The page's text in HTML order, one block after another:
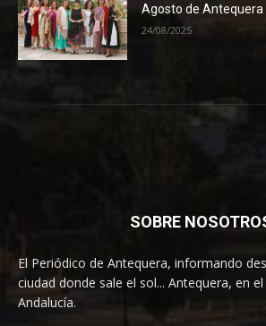
Agosto de Antequera
24/08/2025
SOBRE
El Periódico de Antequera, informando
ciudad donde sale el sol... Antequera, en
Andalucía.